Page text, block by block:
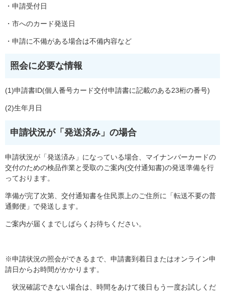
・申請受付日
・市へのカード発送日
・申請に不備がある場合は不備内容など
照会に必要な情報
(1)申請書ID(個人番号カード交付申請書に記載のある23桁の番号)
(2)生年月日
申請状況が「発送済み」の場合
申請状況が「発送済み」になっている場合、マイナンバーカードの
交付のための検品作業と受取のご案内(交付通知書)の発送準備を行
っております。
準備が完了次第、交付通知書を住民票上のご住所に「転送不要の普
通郵便」で発送します。
ご案内が届くまでしばらくお待ちください。
※申請状況の照会ができるまで、申請書到着日またはオンライン申
請日からお時間がかかります。
状況確認できない場合は、時間をあけて後日もう一度お試しくだ